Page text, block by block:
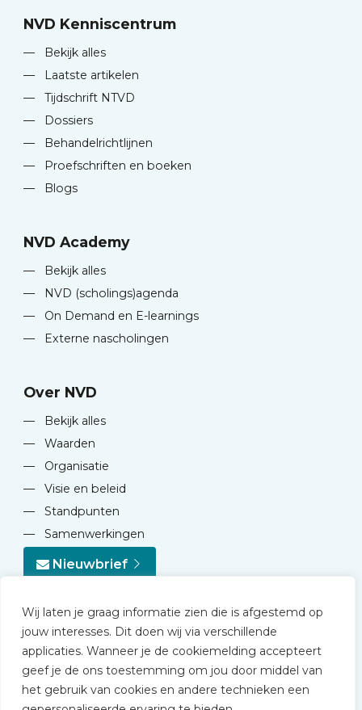
Wij laten je graag informatie zien die is afgestemd op
jouw interesses. Dit doen wij via verschillende
applicaties. Wanneer je de cookiemelding accepteert
geef je de ons toestemming om jou door middel van
het gebruik van cookies en andere technieken een
NVD Kenniscentrum
—
Bekijk alles
—
Laatste artikelen
—
Tijdschrift NTVD
—
Dossiers
—
Behandelrichtlijnen
—
Proefschriften en boeken
—
Blogs
NVD Academy
—
Bekijk alles
—
NVD (scholings)agenda
—
On Demand en E-learnings
—
Externe nascholingen
Over NVD
—
Bekijk alles
—
Waarden
—
Organisatie
—
Visie en beleid
—
Standpunten
—
Samenwerkingen
Nieuwbrief
© 2026 NVD
Privacy statement